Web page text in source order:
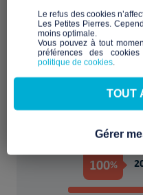
Aménager ou
des
100%
​Le refus des cookies
Les Petites Pierres.
moins optimale.​
Vous pouvez à tout
préférences des
politique de cookies.
TOUT
Gérer